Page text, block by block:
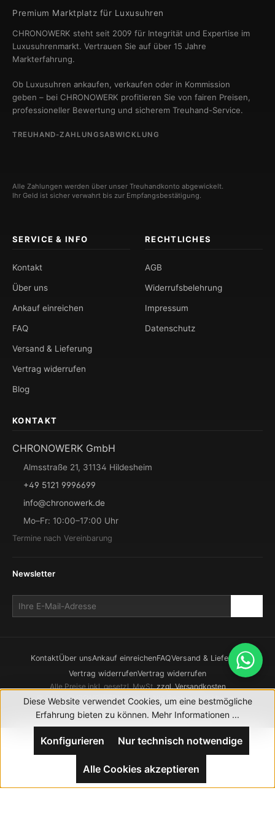
Premium Marktplatz für Luxusuhren
CHRONOWERK steht seit 2009 für Integrität und Expertise im
Luxusuhrenmarkt. Vertrauen Sie auf über 15 Jahre
Markterfahrung.
Ob Luxusuhren ankaufen, verkaufen oder in Kommission
geben – bei CHRONOWERK profitieren Sie von fairen Preisen,
professioneller Bewertung und sicherem Treuhand-Service.
TREUHAND-ZAHLUNGSABWICKLUNG
Alle Zahlungen werden über unser Treuhandkonto abgewickelt.
Ihr Geld ist sicher verwahrt bis zur Empfangsbestätigung.
SERVICE & INFO
Kontakt
Über uns
Ankauf einreichen
FAQ
Versand & Lieferung
Vertrag widerrufen
Blog
RECHTLICHES
AGB
Widerrufsbelehrung
Impressum
Datenschutz
KONTAKT
CHRONOWERK GmbH
Almsstraße 21, 31134 Hildesheim
+49 5121 9996699
info@chronowerk.de
Mo–Fr: 10:00–17:00 Uhr
Termine nach Vereinbarung
Newsletter
KontaktÜber unsAnkauf einreichenFAQVersand & Lieferung
Vertrag widerrufenVertrag widerrufen
Alle Preise inkl. gesetzl. MwSt.zzgl. Versandkosten
© 2026 CHRONOWERK GmbH. Alle Rechte vorbehalten.
Realisierung durch XICTRON
Diese Website verwendet Cookies, um eine bestmögliche
Erfahrung bieten zu können. Mehr Informationen ...
Nur technisch notwendige
Konfigurieren
Alle Cookies akzeptieren